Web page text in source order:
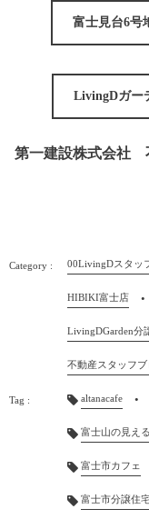
富士見台6
LivingDガー
第一建設株式会
00LivingDスタッ
HIBIKI富士店
LivingDGarden分
不動産スタッフ
altanacafe
富士山の見え
富士市カフェ
富士市分譲住